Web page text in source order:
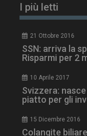
I più letti
21 Ottobre 2016
SSN: arriva la
Risparmi per 2
10 Aprile 2017
Svizzera:
piatto per gli
15 Dicembre 2016
Colangite
PHPSESSID